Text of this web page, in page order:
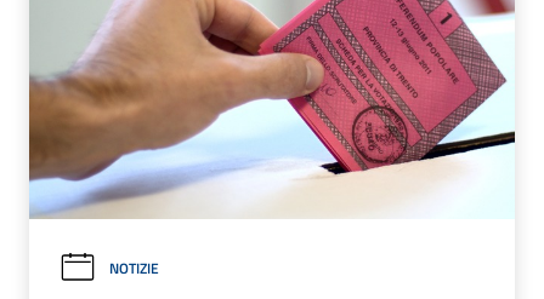
NOTIZIE